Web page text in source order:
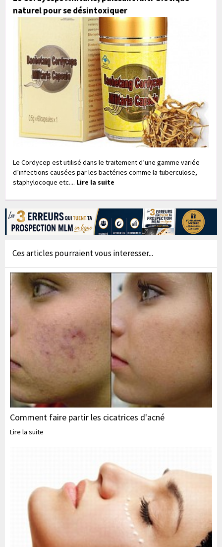
naturel pour se désintoxiquer
Le Cordycep est utilisé dans le traitement d’une gamme variée
d’infections causées par les bactéries comme la tuberculose,
staphylocoque etc.... Lire la suite
Ces articles pourraient vous interesser...
Comment faire partir les cicatrices d'acné
Lire la suite